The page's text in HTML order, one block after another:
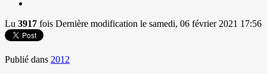
Lu 3917 fois Dernière modification le samedi, 06 février 2021 17:56
Publié dans 2012